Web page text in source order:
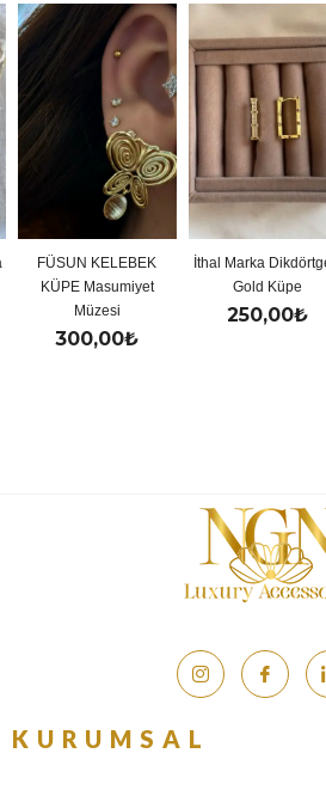
FÜSUN KELEBEK
KÜPE Masumiyet
Müzesi
300,00₺
İthal Marka Dikdörtgen
Gold Küpe
250,00₺
KURUMSAL